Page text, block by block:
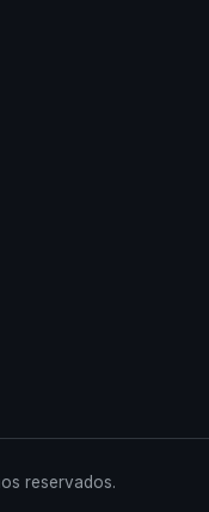
reservados.